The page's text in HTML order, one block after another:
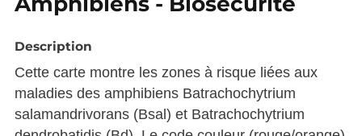
Description
Cette carte montre les zones à risque liées aux
maladies des amphibiens Batrachochytrium
salamandrivorans (Bsal) et Batrachochytrium